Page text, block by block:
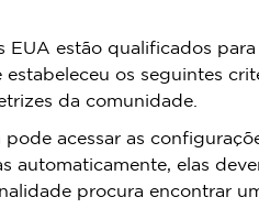
EUA estão qualificados
os seguintes
da comunidade.
acessar as
automaticamente, elas
procura encontrar